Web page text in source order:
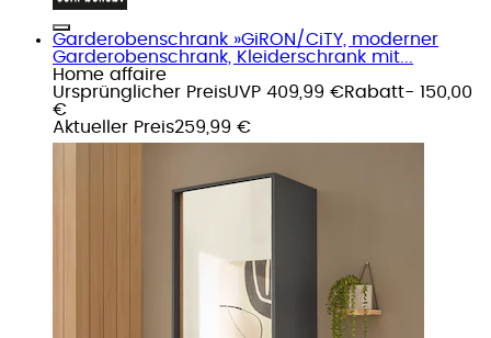
Garderobenschrank »GiRON/CiTY, moderner
Garderobenschrank, Kleiderschrank mit...
Home affaire
Ursprünglicher PreisUVP 409,99 €Rabatt- 150,00
€
Aktueller Preis259,99 €